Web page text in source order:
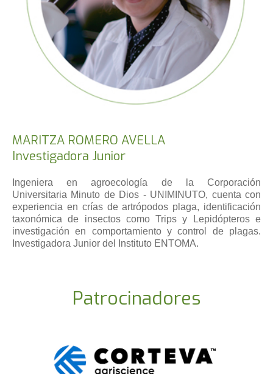
MARITZA ROMERO AVELLA
Investigadora Junior
Ingeniera en agroecología de la Corporación
Universitaria Minuto de Dios - UNIMINUTO, cuenta con
experiencia en crías de artrópodos plaga, identificación
taxonómica de insectos como Trips y Lepidópteros e
investigación en comportamiento y control de plagas.
Investigadora Junior del Instituto ENTOMA.
Patrocinadores